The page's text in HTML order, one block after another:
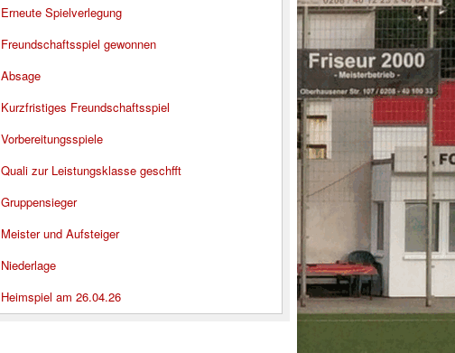
Erneute Spielverlegung
Freundschaftsspiel gewonnen
Absage
Kurzfristiges Freundschaftsspiel
Vorbereitungsspiele
Quali zur Leistungsklasse geschfft
Gruppensieger
Meister und Aufsteiger
Niederlage
Heimspiel am 26.04.26